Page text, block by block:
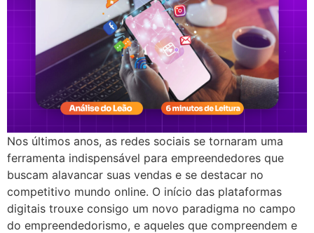
Nos últimos anos, as redes sociais se tornaram uma
ferramenta indispensável para empreendedores que
buscam alavancar suas vendas e se destacar no
competitivo mundo online. O início das plataformas
digitais trouxe consigo um novo paradigma no campo
do empreendedorismo, e aqueles que compreendem e